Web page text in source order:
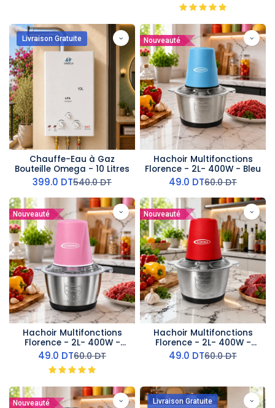
Livraison Gratuite
Chauffe-Eau à Gaz
Bouteille Omega - 10 Litres
399.0 DT540.0DT
Nouveauté
Hachoir Multifonctions
Florence - 2L- 400W - Bleu
49.0 DT60.0DT
Nouveauté
Hachoir Multifonctions
Florence - 2L- 400W -
Rose
49.0 DT60.0DT
Nouveauté
Hachoir Multifonctions
Florence - 2L- 400W -
Rouge
49.0 DT60.0DT
Nouveauté Livraison Gratuite